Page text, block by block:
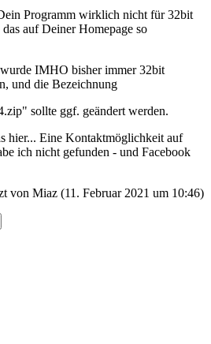
Programm wirklich nicht für 32bit
auf Deiner Homepage so
IMHO bisher immer 32bit
und die Bezeichnung
sollte ggf. geändert werden.
hier... Eine Kontaktmöglichkeit auf
ich nicht gefunden - und Facebook
von Miaz (11. Februar 2021 um 10:46)